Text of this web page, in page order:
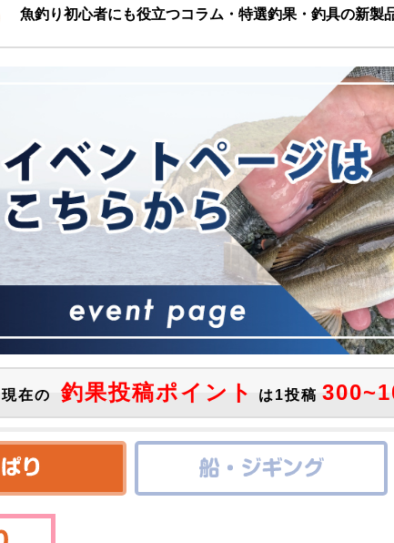
魚釣り初心者にも役立つコラム・特選釣果・釣具の新製
現在の 釣果投稿ポイント は1投稿